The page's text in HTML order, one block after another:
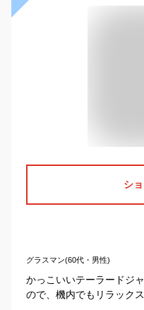
シ
グラスマン(60代・男性)
かっこいいテーラードジ
ので、機内でもリラック